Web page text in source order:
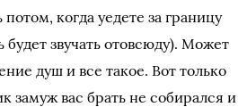
когда уедете за границу
звучать отовсюду). Может
душ и все такое. Вот только
замуж вас брать не собирался и